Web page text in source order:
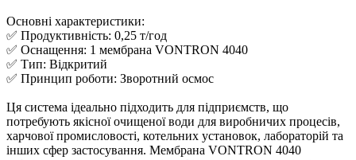
Основні характеристики:
✅ Продуктивність: 0,25 т/год
✅ Оснащення: 1 мембрана VONTRON 4040
✅ Тип: Відкритий
✅ Принцип роботи: Зворотний осмос
Ця система ідеально підходить для підприємств, що
потребують якісної очищеної води для виробничих процесів,
харчової промисловості, котельних установок, лабораторій та
інших сфер застосування. Мембрана VONTRON 4040